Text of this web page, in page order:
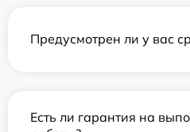
Предусмотрен ли у вас
Есть ли гарантия на